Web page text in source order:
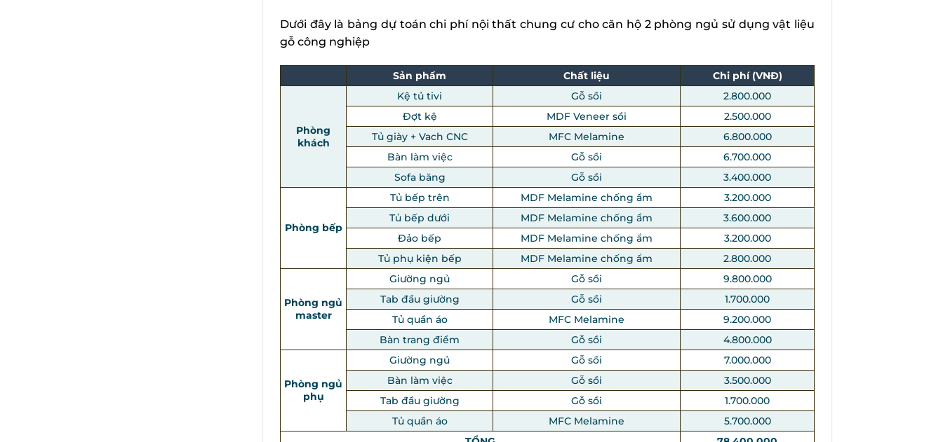
Dưới đây là bảng dự toánchi phí nội thất chung cư cho căn hộ 2 phòng ngủ sử dụng vật liệu
gỗ công nghiệp
Sản phẩm Chất liệu Chi phí (VNĐ)
Phòng
khách
Kệ tủ tivi Gỗ sồi
2.800.000
Đợt kệ
MDF Veneer sồi
2.500.000
Tủ giày + Vach CNC
MFC Melamine
6.800.000
Bàn làm việc
Gỗ sồi
6.700.000
Sofa băng
Gỗ sồi 3.400.000
Phòng bếp
Tủ bếp trên MDF Melamine chống ẩm
3.200.000
Tủ bếp dưới
MDF Melamine chống ẩm
3.600.000
Đảo bếp
MDF Melamine chống ẩm
3.200.000
Tủ phụ kiện bếp
MDF Melamine chống ẩm 2.800.000
Phòng ngủ
master
Giường ngủ Gỗ sồi
9.800.000
Tab đầu giường
Gỗ sồi
1.700.000
Tủ quần áo
MFC Melamine
9.200.000
Bàn trang điểm
Gỗ sồi 4.800.000
Phòng ngủ
phụ
Giường ngủ Gỗ sồi
7.000.000
Bàn làm việc
Gỗ sồi
3.500.000
Tab đầu giường
Gỗ sồi
1.700.000
Tủ quần áo
MFC Melamine
5.700.000